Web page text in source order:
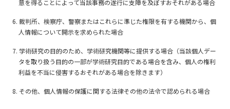
意を得ることによって当該事務の遂行に支障を及ぼすおそれがある場合
6. 裁判所、検察庁、警察またはこれらに準じた権限を有する機関から、個
人情報について開示を求められた場合
7. 学術研究の目的のため、学術研究機関等に提供する場合（当該個人デー
タを取り扱う目的の一部が学術研究目的である場合を含み、個人の権利
利益を不当に侵害するおそれがある場合を除きます）
8. その他、個人情報の保護に関する法律その他の法令で認められる場合